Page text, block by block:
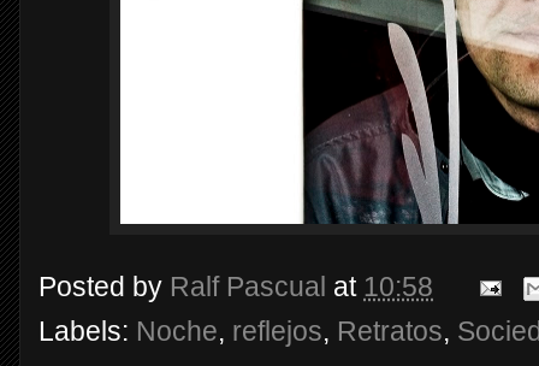
Posted by Ralf Pascual at 10:58
Labels: Noche, reflejos, Retratos,